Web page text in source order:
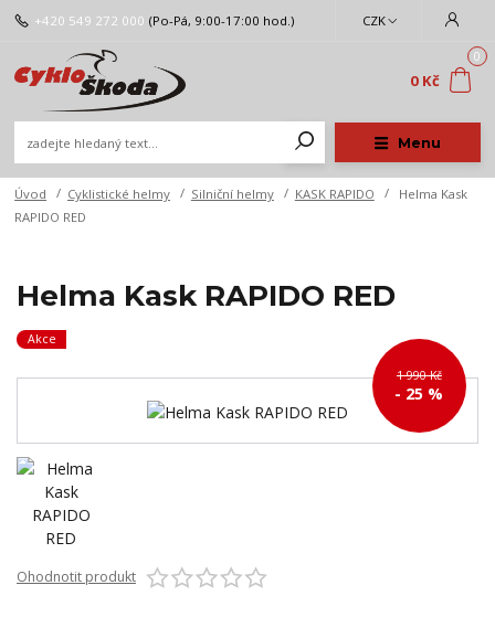
Menu
CZK
+420 549 272 000 (Po-Pá, 9:00-17:00 hod.)
0
0 Kč
Úvod Cyklistické helmy Silniční helmy KASK RAPIDO
Helma Kask
RAPIDO RED
Helma Kask RAPIDO RED
Akce
1 990 Kč
- 25 %
Ohodnotit produkt